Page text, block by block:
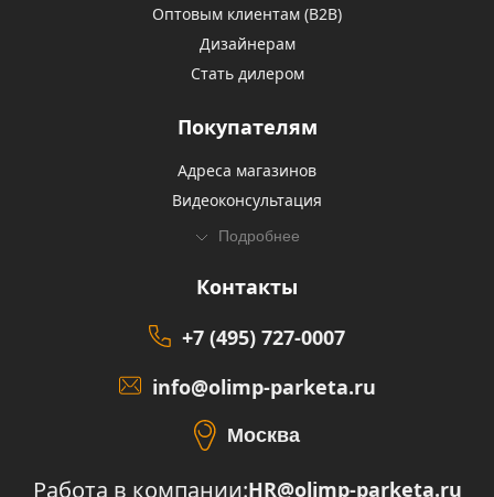
Оптовым клиентам (В2В)
Дизайнерам
Стать дилером
Покупателям
Адреса магазинов
Видеоконсультация
Подробнее
Контакты
+7 (495) 727-0007
info@olimp-parketa.ru
Москва
Работа в компании:HR@olimp-parketa.ru